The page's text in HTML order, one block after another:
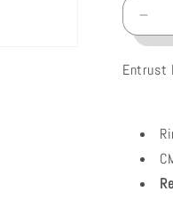
para
002
Entrust